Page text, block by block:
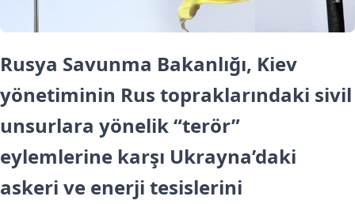
Rusya Savunma Bakanlığı, Kiev
yönetiminin Rus topraklarındaki sivil
unsurlara yönelik “terör”
eylemlerine karşı Ukrayna’daki
askeri ve enerji tesislerini